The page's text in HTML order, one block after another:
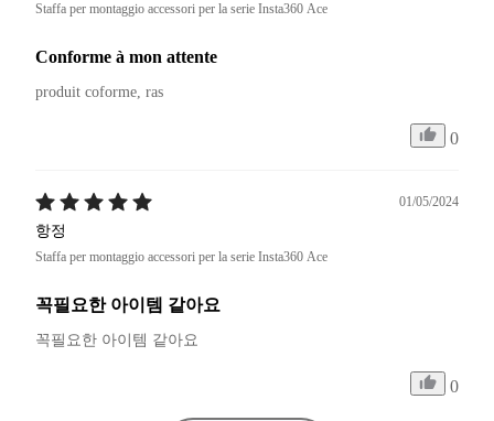
Staffa per montaggio accessori per la serie Insta360 Ace
Conforme à mon attente
produit coforme, ras
0
01/05/2024
항정
Staffa per montaggio accessori per la serie Insta360 Ace
꼭필요한 아이템 같아요
꼭필요한 아이템 같아요
0